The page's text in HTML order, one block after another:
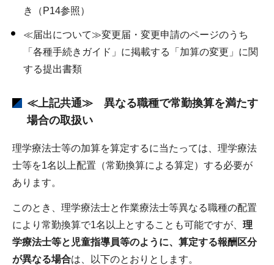
き（P14参照）
≪届出について≫変更届・変更申請のページのうち
「各種手続きガイド」に掲載する「加算の変更」に関
する提出書類
≪上記共通≫ 異なる職種で常勤換算を満たす
場合の取扱い
理学療法士等の加算を算定するに当たっては、理学療法
士等を1名以上配置（常勤換算による算定）する必要が
あります。
このとき、理学療法士と作業療法士等異なる職種の配置
により常勤換算で1名以上とすることも可能ですが、 理
学療法士等と児童指導員等のように、算定する報酬区分
が異なる場合は、以下のとおりとします。